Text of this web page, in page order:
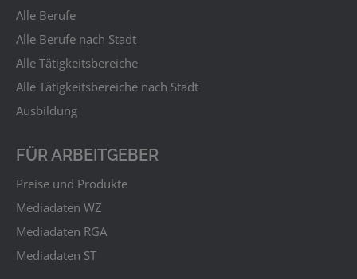
Alle Berufe
Alle Berufe nach Stadt
Alle Tätigkeitsbereiche
Alle Tätigkeitsbereiche nach Stadt
Ausbildung
FÜR ARBEITGEBER
Preise und Produkte
Mediadaten WZ
Mediadaten RGA
Mediadaten ST